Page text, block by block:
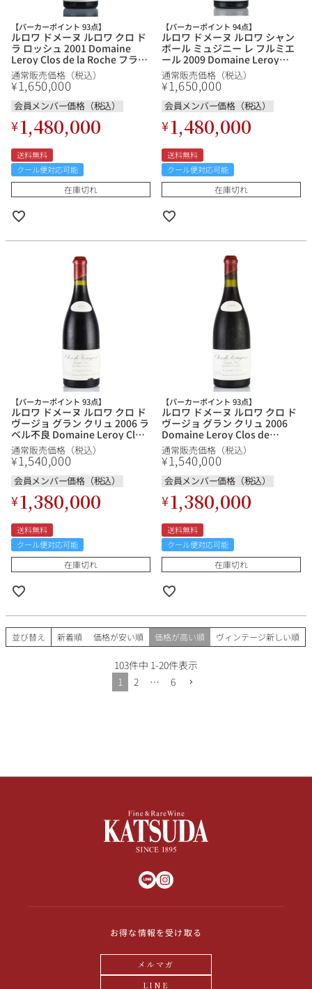
【パーカーポイント 93点】
ルロワ ドメーヌ ルロワ クロ ド
ラ ロッシュ 2001 Domaine
Leroy Clos de la Roche フラン
ス ブルゴーニュ 赤ワイン
通常販売価格（税込）
¥1,650,000
会員メンバー価格（税込）
¥1,480,000
送料無料
クール便対応可能
在庫切れ
【パーカーポイント 94点】
ルロワ ドメーヌ ルロワ シャン
ボール ミュジニー レ フルミエ
ール 2009 Domaine Leroy
Chambolle Musigny Les
Fremieres フランス ブルゴーニ
ュ 赤ワイン
通常販売価格（税込）
¥1,650,000
会員メンバー価格（税込）
¥1,480,000
送料無料
クール便対応可能
在庫切れ
【パーカーポイント 93点】
ルロワ ドメーヌ ルロワ クロ ド
ヴージョ グラン クリュ 2006 ラ
ベル不良 Domaine Leroy Clos
de Vougeot フランス ブルゴー
ニュ 赤ワイン
通常販売価格（税込）
¥1,540,000
会員メンバー価格（税込）
¥1,380,000
送料無料
クール便対応可能
在庫切れ
【パーカーポイント 93点】
ルロワ ドメーヌ ルロワ クロ ド
ヴージョ グラン クリュ 2006
Domaine Leroy Clos de
Vougeot フランス ブルゴーニ
ュ 赤ワイン
通常販売価格（税込）
¥1,540,000
会員メンバー価格（税込）
¥1,380,000
送料無料
クール便対応可能
在庫切れ
並び替え 新着順 価格が安い順 価格が高い順 ヴィンテージ新しい順
103件中 1-20件表示
1
2 … 6
お得な情報を受け取る
メルマガ
LINE